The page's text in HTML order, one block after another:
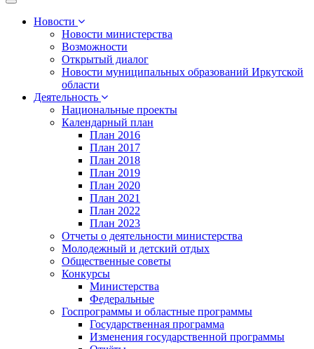
Toggle
navigationНовости
Новости министерства
Возможности
Открытый диалог
Новости муниципальных образований Иркутской
области
Деятельность
Национальные проекты
Календарный план
План 2016
План 2017
План 2018
План 2019
План 2020
План 2021
План 2022
План 2023
Отчеты о деятельности министерства
Молодежный и детский отдых
Общественные советы
Конкурсы
Министерства
Федеральные
Госпрограммы и областные программы
Государственная программа
Изменения государственной программы